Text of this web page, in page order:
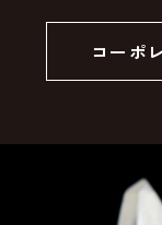
SSLサーバー
コーポ